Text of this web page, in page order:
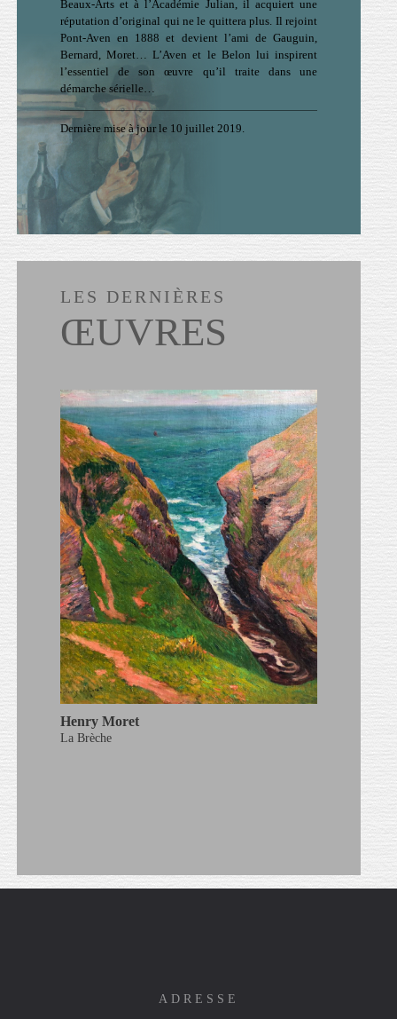
Beaux-Arts et à l’Académie Julian, il acquiert une
réputation d’original qui ne le quittera plus. Il rejoint
Pont-Aven en 1888 et devient l’ami de Gauguin,
Bernard, Moret… L’Aven et le Belon lui inspirent
l’essentiel de son œuvre qu’il traite dans une
démarche sérielle…
Dernière mise à jour le 10 juillet 2019.
LES DERNIÈRES
ŒUVRES
Henry Moret
La Brèche
Henry Moret
ADRESSE